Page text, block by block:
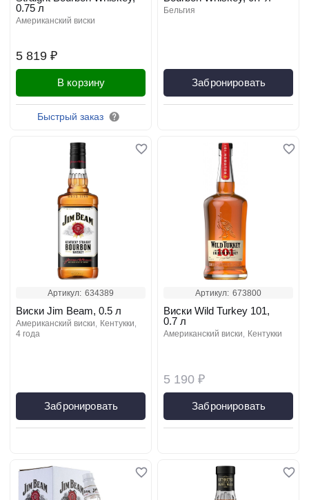
5 819 ₽
0.75 л
американский виски
В корзину
Быстрый заказ
бельгия
Забронировать
Артикул: 634389
Виски Jim Beam, 0.5 л
американский виски
кентукки
4 года
Забронировать
Артикул: 673800
5 190 ₽
Виски Wild Turkey 101,
0.7 л
американский виски кентукки
Забронировать